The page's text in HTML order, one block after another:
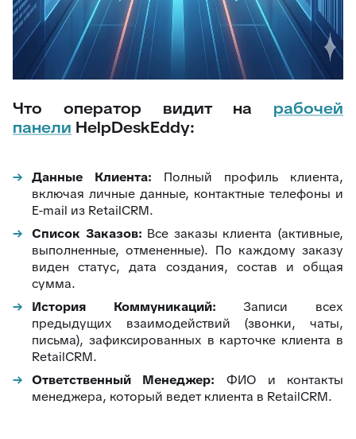
Что оператор видит на рабочей
панели HelpDeskEddy:
Данные Клиента: Полный профиль клиента,
включая личные данные, контактные телефоны и
E-mail из RetailCRM.
Список Заказов: Все заказы клиента (активные,
выполненные, отмененные). По каждому заказу
виден статус, дата создания, состав и общая
сумма.
История Коммуникаций: Записи всех
предыдущих взаимодействий (звонки, чаты,
письма), зафиксированных в карточке клиента в
RetailCRM.
Ответственный Менеджер: ФИО и контакты
менеджера, который ведет клиента в RetailCRM.